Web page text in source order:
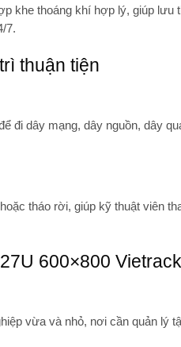
khe thoáng khí hợp lý, giúp lưu
7.
thuận tiện
đi dây mạng, dây nguồn, dây
tháo rời, giúp kỹ thuật viên
600×800 Vietrack
vừa và nhỏ, nơi cần quản lý